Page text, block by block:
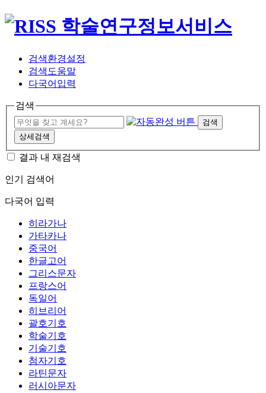
검색환경설정
검색도움말
다국어입력
검색
검색
상세검색
결과 내 재검색
인기 검색어
다국어 입력
히라가나
가타카나
중국어
한글고어
그리스문자
프랑스어
독일어
히브리어
괄호기호
학술기호
기술기호
첨자기호
라틴문자
러시아문자